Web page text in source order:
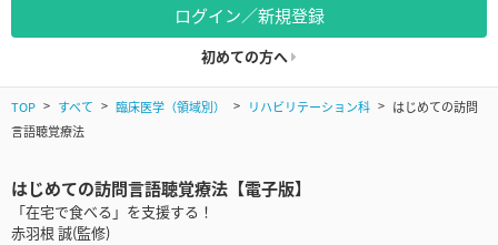
ログイン／新規登録
初めての方へ
TOP すべて 臨床医学（領域別） リハビリテーション科
はじめての訪問
言語聴覚療法
はじめての訪問言語聴覚療法【電子版】
「在宅で食べる」を支援する！
赤羽根 誠(監修)